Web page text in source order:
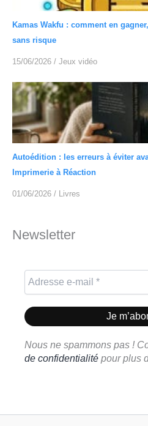
Kamas Wakfu : comment en
sans risque
15/06/2026 / Jeux vidéo
Autoédition : les erreurs à éviter
Imprimerie à Réaction
01/06/2026 / Livres
Newsletter
Nous ne spammons pas !
de confidentialité pour plus